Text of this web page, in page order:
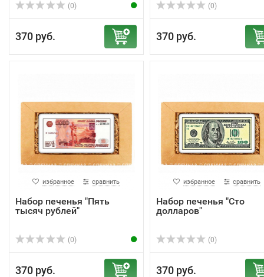
(0)
370 руб.
(0)
370 руб.
избранное сравнить
Набор печенья "Пять
тысяч рублей"
(0)
370 руб.
избранное сравнить
Набор печенья "Сто
долларов"
(0)
370 руб.